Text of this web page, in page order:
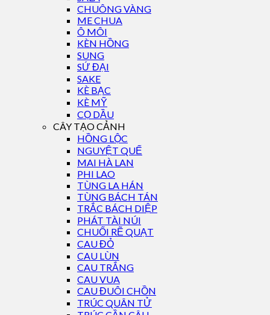
CHUÔNG VÀNG
ME CHUA
Ô MÔI
KÈN HỒNG
SUNG
SỨ ĐẠI
SAKE
KÈ BẠC
KÈ MỸ
CỌ DẦU
CÂY TẠO CẢNH
HỒNG LỘC
NGUYỆT QUẾ
MAI HÀ LAN
PHI LAO
TÙNG LA HÁN
TÙNG BÁCH TÁN
TRẮC BÁCH DIỆP
PHÁT TÀI NÚI
CHUỐI RẼ QUẠT
CAU ĐỎ
CAU LÙN
CAU TRẮNG
CAU VUA
CAU ĐUÔI CHỒN
TRÚC QUÂN TỬ